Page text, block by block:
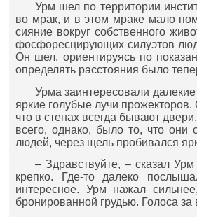
Урм шел по территории
во мрак, и в этом мраке мало
сияние вокруг собственного
фосфоресцирующих силуэтов
Он шел, ориентируясь по
определять расстояния было
Урма заинтересовали
яркие голубые лучи
что в стенах всегда бывают
всего, однако, было то, что они
людей, через щель пробивался
– Здравствуйте, – сказал
крепко. Где-то далеко
интересное. Урм нажал
бронированной грудью. Голоса